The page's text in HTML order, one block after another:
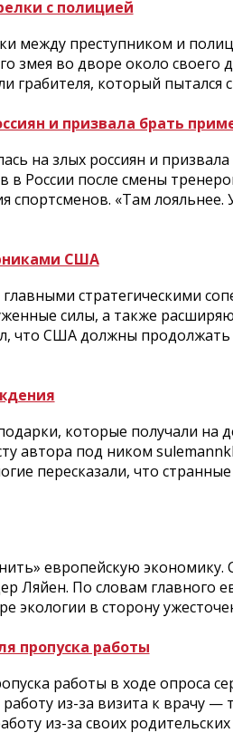
с полицией
между преступником и
змея во дворе около своего
который пытался
и призвала брать
на злых россиян и
России после смены
спортсменов. «Там
США
стратегическими
силы, а также
что США должны
которые получали на
автора под ником
пересказали, что
европейскую
Ляйен. По словам главного
экологии в сторону
пропуска работы
работы в ходе опроса
из-за визита к врачу —
из-за своих родительских